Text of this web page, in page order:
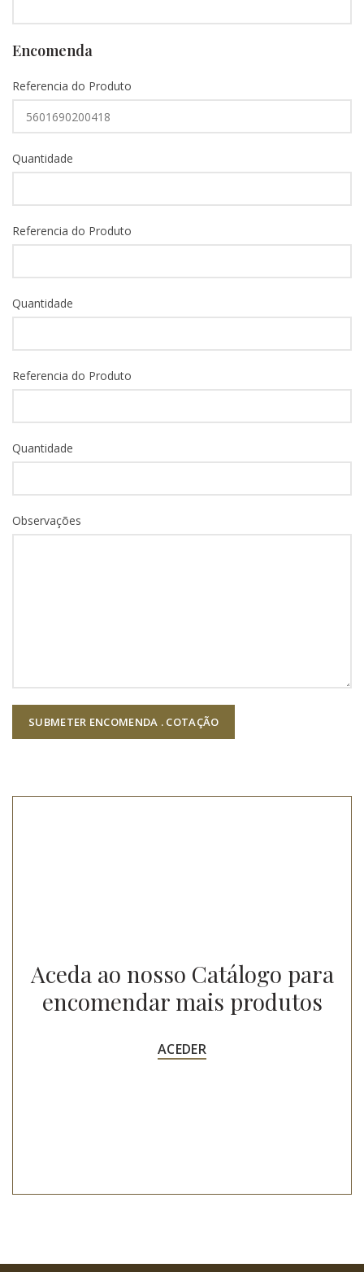
Encomenda
Referencia do Produto
Quantidade
Referencia do Produto
Quantidade
Referencia do Produto
Quantidade
Observações
Aceda ao nosso Catálogo para
encomendar mais produtos
ACEDER